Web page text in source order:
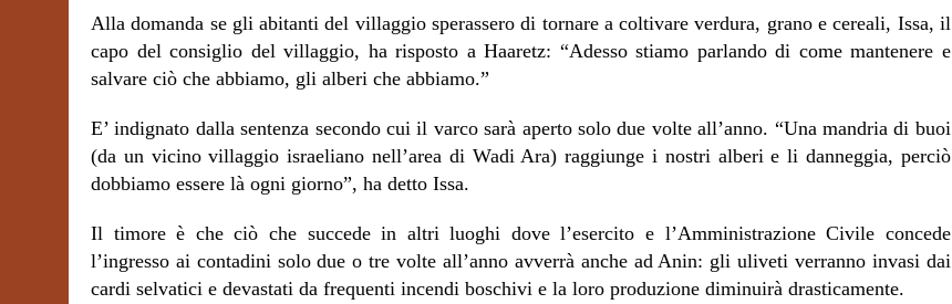
Alla domanda se gli abitanti del villaggio sperassero di tornare a coltivare verdura, grano e cereali, Issa, il
capo del consiglio del villaggio, ha risposto a Haaretz: “Adesso stiamo parlando di come mantenere e
salvare ciò che abbiamo, gli alberi che abbiamo.”
E’ indignato dalla sentenza secondo cui il varco sarà aperto solo due volte all’anno. “Una mandria di buoi
(da un vicino villaggio israeliano nell’area di Wadi Ara) raggiunge i nostri alberi e li danneggia, perciò
dobbiamo essere là ogni giorno”, ha detto Issa.
Il timore è che ciò che succede in altri luoghi dove l’esercito e l’Amministrazione Civile concede
l’ingresso ai contadini solo due o tre volte all’anno avverrà anche ad Anin: gli uliveti verranno invasi dai
cardi selvatici e devastati da frequenti incendi boschivi e la loro produzione diminuirà drasticamente.